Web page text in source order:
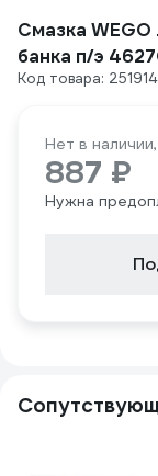
Смазка
банка п/э
Код товара:
Нет в
887 ₽
Нужна